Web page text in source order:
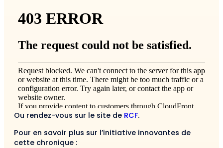
Ou rendez-vous sur le site de RCF.
Pour en savoir plus sur l’initiative innovantes de
cette chronique :